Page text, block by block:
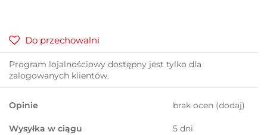
Do przechowalni
Program lojalnościowy dostępny jest tylko dla
zalogowanych klientów.
Opinie brak ocen (dodaj)
Wysyłka w ciągu 5 dni